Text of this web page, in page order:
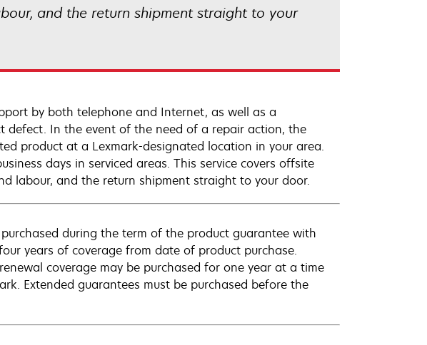
and the return shipment straight to your
by both telephone and Internet, as well as a
defect. In the event of the need of a repair action, the
product at a Lexmark-designated location in your area.
days in serviced areas. This service covers offsite
labour, and the return shipment straight to your door.
during the term of the product guarantee with
years of coverage from date of product purchase.
coverage may be purchased for one year at a time
Extended guarantees must be purchased before the